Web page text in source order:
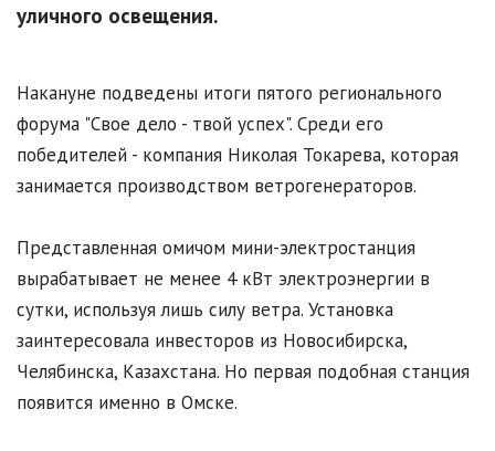
уличного освещения.
Накануне подведены итоги пятого регионального
форума "Свое дело - твой успех". Среди его
победителей - компания Николая Токарева, которая
занимается производством ветрогенераторов.
Представленная омичом мини-электростанция
вырабатывает не менее 4 кВт электроэнергии в
сутки, используя лишь силу ветра. Установка
заинтересовала инвесторов из Новосибирска,
Челябинска, Казахстана. Но первая подобная станция
появится именно в Омске.